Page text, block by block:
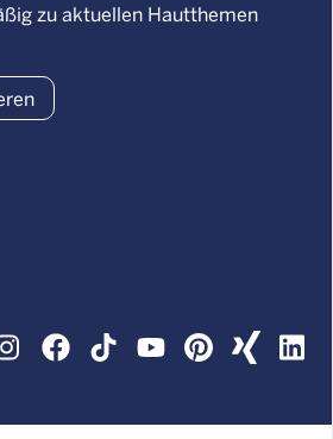
zu aktuellen Hautthemen